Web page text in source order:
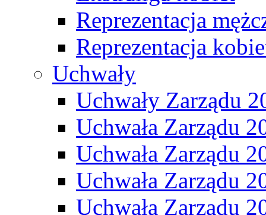
Reprezentacja
Reprezentacja
Uchwały
Uchwały Zarządu
Uchwała Zarządu
Uchwała Zarządu
Uchwała Zarządu
Uchwała Zarządu